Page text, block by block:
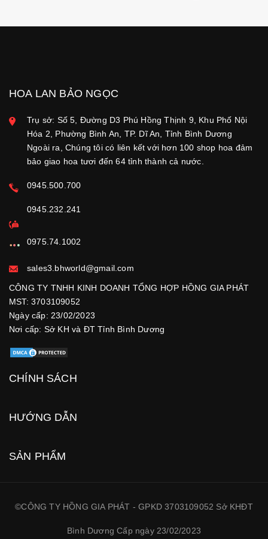
HOA LAN BẢO NGỌC
Trụ sở: Số 5, Đường D3 Phú Hồng Thịnh 9, Khu Phố Nội
Hóa 2, Phường Bình An, TP. Dĩ An, Tỉnh Bình Dương
Ngoài ra, Chúng tôi có liên kết với hơn 100 shop hoa đảm
bảo giao hoa tươi đến 64 tỉnh thành cả nước.
0945.500.700
0945.232.241
0975.74.1002
sales3.bhworld@gmail.com
CÔNG TY TNHH KINH DOANH TỔNG HỢP HỒNG GIA PHÁT
MST: 3703109052
Ngày cấp: 23/02/2023
Nơi cấp: Sở KH và ĐT Tỉnh Bình Dương
CHÍNH SÁCH
HƯỚNG DẪN
SẢN PHẨM
©CÔNG TY HỒNG GIA PHÁT - GPKD 3703109052 Sở KHĐT
Bình Dương Cấp ngày 23/02/2023